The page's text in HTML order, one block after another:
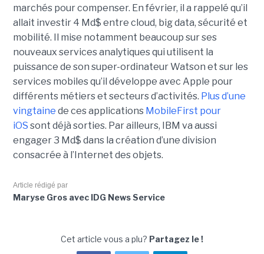
marchés pour compenser. En février, il a rappelé qu’il
allait investir 4 Md$ entre cloud, big data, sécurité et
mobilité. Il mise notamment beaucoup sur ses
nouveaux services analytiques qui utilisent la
puissance de son super-ordinateur Watson et sur les
services mobiles qu’il développe avec Apple pour
différents métiers et secteurs d’activités. Plus d’une
vingtaine de ces applications MobileFirst pour
iOS sont déjà sorties. Par ailleurs, IBM va aussi
engager 3 Md$ dans la création d’une division
consacrée à l’Internet des objets.
Article rédigé par
Maryse Gros avec IDG News Service
Cet article vous a plu? Partagez le !